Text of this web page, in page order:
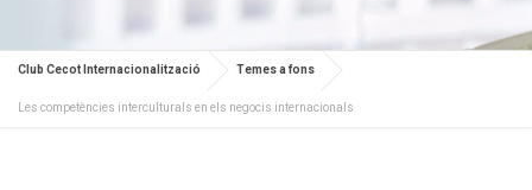
Club Cecot Internacionalització Temes a fons
Les competències interculturals en els negocis internacionals